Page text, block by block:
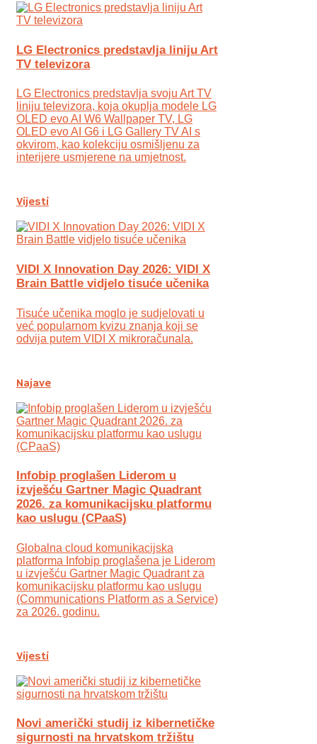
LG Electronics predstavlja liniju Art
TV televizora
LG Electronics predstavlja svoju Art TV
liniju televizora, koja okuplja modele LG
OLED evo AI W6 Wallpaper TV, LG
OLED evo AI G6 i LG Gallery TV AI s
okvirom, kao kolekciju osmišljenu za
interijere usmjerene na umjetnost.
Vijesti
VIDI X Innovation Day 2026: VIDI X
Brain Battle vidjelo tisuće učenika
Tisuće učenika moglo je sudjelovati u
već popularnom kvizu znanja koji se
odvija putem VIDI X mikroračunala.
Najave
Infobip proglašen Liderom u
izvješću Gartner Magic Quadrant
2026. za komunikacijsku platformu
kao uslugu (CPaaS)
Globalna cloud komunikacijska
platforma Infobip proglašena je Liderom
u izvješću Gartner Magic Quadrant za
komunikacijsku platformu kao uslugu
(Communications Platform as a Service)
za 2026. godinu.
Vijesti
Novi američki studij iz kibernetičke
sigurnosti na hrvatskom tržištu